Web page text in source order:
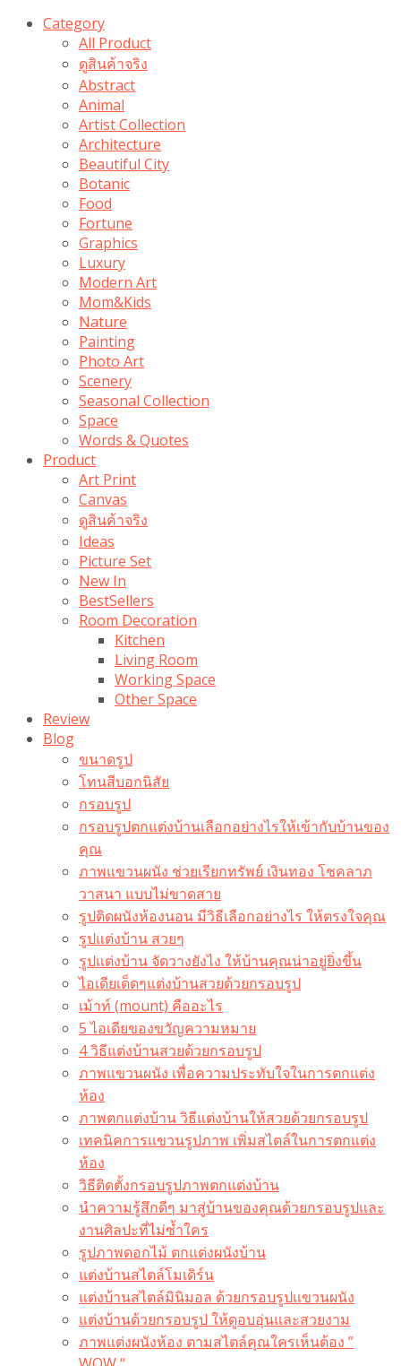
Category
All Product
ดูสินค้าจริง
Abstract
Animal
Artist Collection
Architecture
Beautiful City
Botanic
Food
Fortune
Graphics
Luxury
Modern Art
Mom&Kids
Nature
Painting
Photo Art
Scenery
Seasonal Collection
Space
Words & Quotes
Product
Art Print
Canvas
ดูสินค้าจริง
Ideas
Picture Set
New In
BestSellers
Room Decoration
Kitchen
Living Room
Working Space
Other Space
Review
Blog
ขนาดรูป
โทนสีบอกนิสัย
กรอบรูป
กรอบรูปตกแต่งบ้านเลือกอย่างไรให้เข้ากับบ้านของ
คุณ
ภาพแขวนผนัง ช่วยเรียกทรัพย์ เงินทอง โชคลาภ
วาสนา แบบไม่ขาดสาย
รูปติดผนังห้องนอน มีวิธีเลือกอย่างไร ให้ตรงใจคุณ
รูปแต่งบ้าน สวยๆ
รูปแต่งบ้าน จัดวางยังไง ให้บ้านคุณน่าอยู่ยิ่งขึ้น
ไอเดียเด็ดๆแต่งบ้านสวยด้วยกรอบรูป
เม้าท์ (mount) คืออะไร​
5 ไอเดียของขวัญความหมาย
4 วิธีแต่งบ้านสวยด้วยกรอบรูป
ภาพแขวนผนัง เพื่อความประทับใจในการตกแต่ง
ห้อง
ภาพตกแต่งบ้าน วิธีแต่งบ้านให้สวยด้วยกรอบรูป
เทคนิคการแขวนรูปภาพ เพิ่มสไตล์ในการตกแต่ง
ห้อง
วิธีติดตั้งกรอบรูปภาพตกแต่งบ้าน
นำความรู้สึกดีๆ มาสู่บ้านของคุณด้วยกรอบรูปและ
งานศิลปะที่ไม่ซ้ำใคร
รูปภาพดอกไม้ ตกแต่งผนังบ้าน
แต่งบ้านสไตล์โมเดิร์น
แต่งบ้านสไตล์มินิมอล ด้วยกรอบรูปแขวนผนัง
แต่งบ้านด้วยกรอบรูป ให้ดูอบอุ่นและสวยงาม
ภาพแต่งผนังห้อง ตามสไตล์คุณใครเห็นต้อง ”